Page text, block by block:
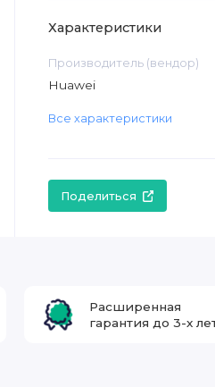
Характеристики
Производитель (вендор)
Huawei
Все характеристики
Поделиться
Расширенная
гарантия до 3-х